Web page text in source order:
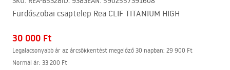
Fürdőszobai csaptelep Rea CLIF TITANIUM HIGH
30 000 Ft
Legalacsonyabb ár az árcsökkentést megelőző 30 napban: 29 900 Ft
Normál ár: 33 200 Ft